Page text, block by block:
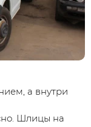
а внутри
Шлицы на